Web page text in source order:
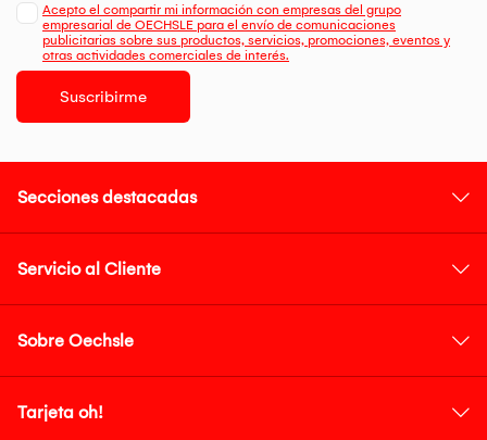
Acepto el compartir mi información con empresas del grupo
empresarial de OECHSLE para el envío de comunicaciones
publicitarias sobre sus productos, servicios, promociones, eventos y
otras actividades comerciales de interés.
Suscribirme
Secciones destacadas
Servicio al Cliente
Sobre Oechsle
Tarjeta oh!